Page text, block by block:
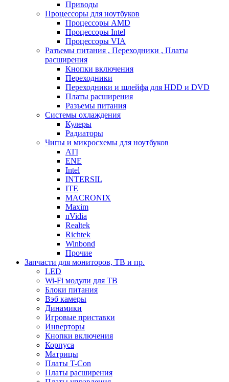
Приводы
Процессоры для ноутбуков
Процессоры AMD
Процессоры Intel
Процессоры VIA
Разъемы питания , Переходники , Платы
расширения
Кнопки включения
Переходники
Переходники и шлейфа для HDD и DVD
Платы расширения
Разъемы питания
Системы охлаждения
Кулеры
Радиаторы
Чипы и микросхемы для ноутбуков
ATI
ENE
Intel
INTERSIL
ITE
MACRONIX
Maxim
nVidia
Realtek
Richtek
Winbond
Прочие
Запчасти для мониторов, ТВ и пр.
LED
Wi-Fi модули для ТВ
Блоки питания
Вэб камеры
Динамики
Игровые приставки
Инверторы
Кнопки включения
Корпуса
Матрицы
Платы T-Con
Платы расширения